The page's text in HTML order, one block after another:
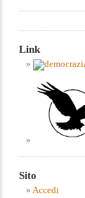
Link
Sito
Accedi